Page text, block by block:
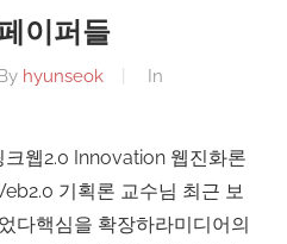
이퍼들
hyunseok
In
웹2.0 Innovation 웹진화론
기획론 교수님 최근 보
다핵심을 확장하라미디어의